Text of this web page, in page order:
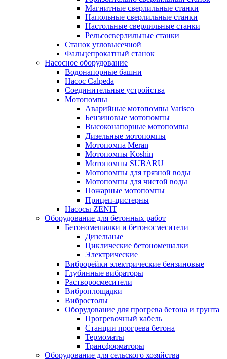
Магнитные сверлильные станки
Напольные сверлильные станки
Настольные сверлильные станки
Рельсосверлильные станки
Станок угловысечной
Фальцепрокатный станок
Насосное оборудование
Водонапорные башни
Насос Calpeda
Соединительные устройства
Мотопомпы
Аварийные мотопомпы Varisco
Бензиновые мотопомпы
Высоконапорные мотопомпы
Дизельные мотопомпы
Мотопомпа Meran
Мотопомпы Koshin
Мотопомпы SUBARU
Мотопомпы для грязной воды
Мотопомпы для чистой воды
Пожарные мотопомпы
Прицеп-цистерны
Насосы ZENIT
Оборудование для бетонных работ
Бетономешалки и бетоносмесители
Дизельные
Циклические бетономешалки
Электрические
Виброрейки электрические бензиновые
Глубинные вибраторы
Растворосмесители
Виброплощадки
Вибростолы
Оборудование для прогрева бетона и грунта
Прогревочный кабель
Станции прогрева бетона
Термоматы
Трансформаторы
Оборудование для сельского хозяйства